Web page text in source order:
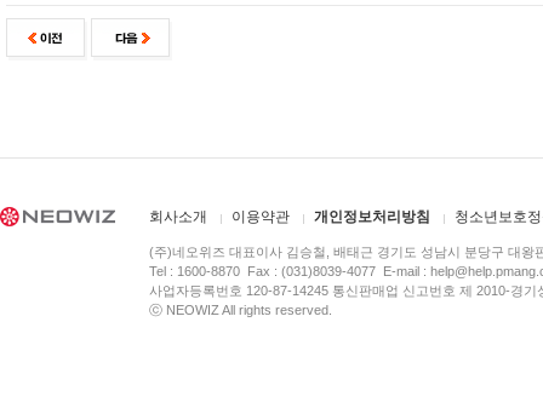
회사소개 이용약관 개인정보처리방침 청소년보호
(주)네오위즈 대표이사 김승철, 배태근 경기도 성남시 분당구 대왕
Tel : 1600-8870 Fax : (031)8039-4077 E-mail :
사업자등록번호 120-87-14245 통신판매업 신고번호 제 2010-경
ⓒ NEOWIZ All rights reserved.